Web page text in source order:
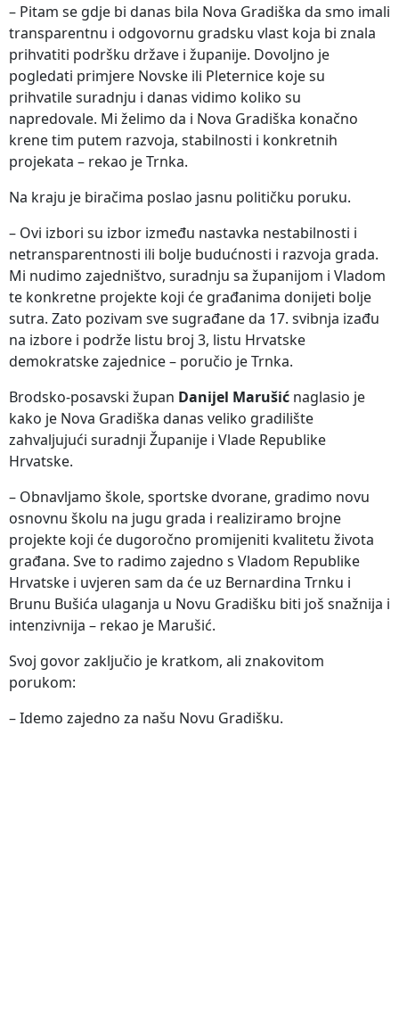
– Pitam se gdje bi danas bila Nova Gradiška da smo imali
transparentnu i odgovornu gradsku vlast koja bi znala
prihvatiti podršku države i županije. Dovoljno je
pogledati primjere Novske ili Pleternice koje su
prihvatile suradnju i danas vidimo koliko su
napredovale. Mi želimo da i Nova Gradiška konačno
krene tim putem razvoja, stabilnosti i konkretnih
projekata – rekao je Trnka.
Na kraju je biračima poslao jasnu političku poruku.
– Ovi izbori su izbor između nastavka nestabilnosti i
netransparentnosti ili bolje budućnosti i razvoja grada.
Mi nudimo zajedništvo, suradnju sa županijom i Vladom
te konkretne projekte koji će građanima donijeti bolje
sutra. Zato pozivam sve sugrađane da 17. svibnja izađu
na izbore i podrže listu broj 3, listu Hrvatske
demokratske zajednice – poručio je Trnka.
Brodsko-posavski župan Danijel Marušić naglasio je
kako je Nova Gradiška danas veliko gradilište
zahvaljujući suradnji Županije i Vlade Republike
Hrvatske.
– Obnavljamo škole, sportske dvorane, gradimo novu
osnovnu školu na jugu grada i realiziramo brojne
projekte koji će dugoročno promijeniti kvalitetu života
građana. Sve to radimo zajedno s Vladom Republike
Hrvatske i uvjeren sam da će uz Bernardina Trnku i
Brunu Bušića ulaganja u Novu Gradišku biti još snažnija i
intenzivnija – rekao je Marušić.
Svoj govor zaključio je kratkom, ali znakovitom
porukom:
– Idemo zajedno za našu Novu Gradišku.